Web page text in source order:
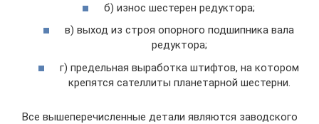
б) износ шестерен редуктора;
в) выход из строя опорного подшипника вала
редуктора;
г) предельная выработка штифтов, на котором
крепятся сателлиты планетарной шестерни.
Все вышеперечисленные детали являются заводского